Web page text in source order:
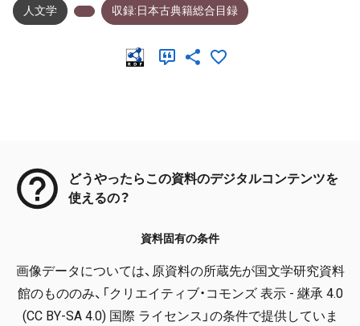
人文学 収録:日本古典籍総合目録
どうやったらこの資料のデジタルコンテンツを
使えるの？
資料固有の条件
画像データについては、原資料の所蔵先が国文学研究資料
館のもののみ、「クリエイティブ・コモンズ 表示 - 継承 4.0
(CC BY-SA 4.0) 国際 ライセンス」の条件で提供していま